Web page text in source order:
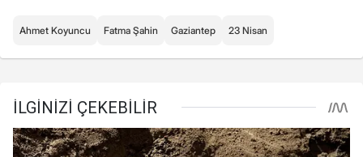
Ahmet Koyuncu Fatma Şahin Gaziantep 23 Nisan